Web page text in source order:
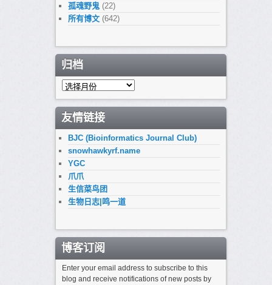
孤魂野鬼 (22)
所有博文(642)
归档
归
友情链接
BJC (Bioinformatics Journal Club)
snowhawkyrf.name
YGC
爪爪
生信菜鸟团
生物日志|鸣一道
博客订阅
Enter your email address to subscribe to this
blog and receive notifications of new posts by